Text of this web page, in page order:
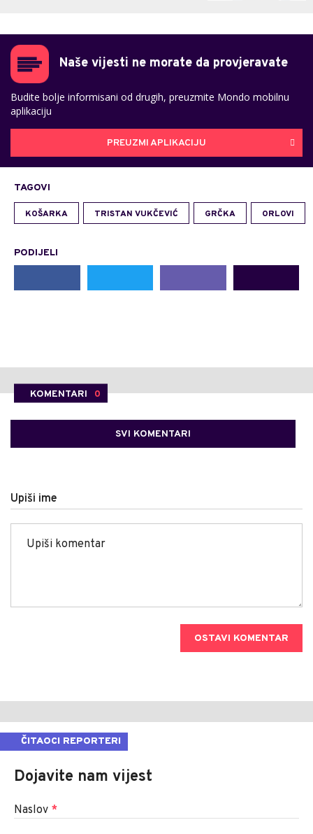
Naše vijesti ne morate da provjeravate
Budite bolje informisani od drugih, preuzmite Mondo mobilnu
aplikaciju
PREUZMI APLIKACIJU
TAGOVI
KOŠARKA TRISTAN VUKČEVIĆ GRČKA ORLOVI
PODIJELI
KOMENTARI 0
SVI KOMENTARI
Upiši ime
OSTAVI KOMENTAR
ČITAOCI REPORTERI
Dojavite nam vijest
Naslov *